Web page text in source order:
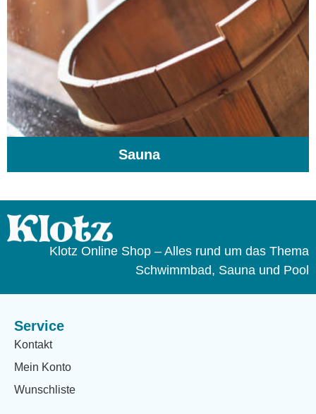
Sauna
Klotz Online Shop – Alles rund um das Thema
Schwimmbad, Sauna und Pool
Service
Kontakt
Mein Konto
Wunschliste